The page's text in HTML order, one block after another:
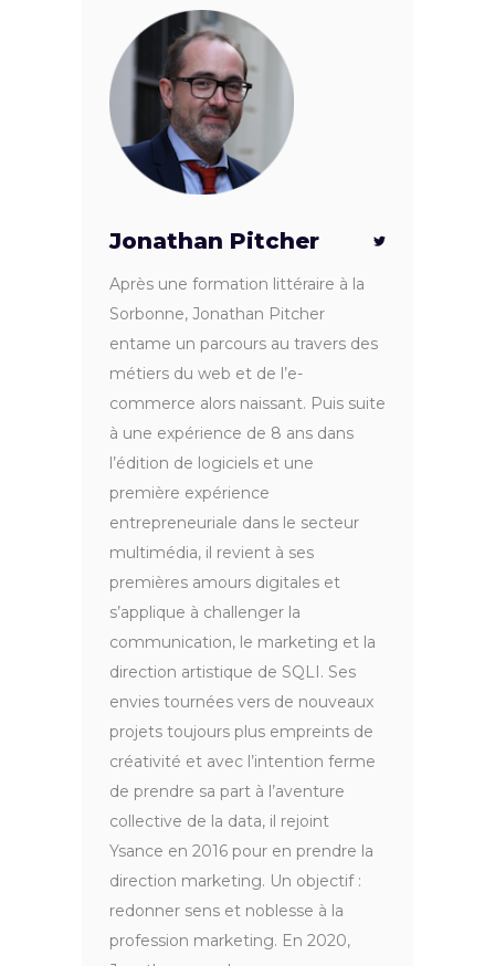
Jonathan Pitcher
Après une formation littéraire à la
Sorbonne, Jonathan Pitcher
entame un parcours au travers des
métiers du web et de l’e-
commerce alors naissant. Puis suite
à une expérience de 8 ans dans
l’édition de logiciels et une
première expérience
entrepreneuriale dans le secteur
multimédia, il revient à ses
premières amours digitales et
s’applique à challenger la
communication, le marketing et la
direction artistique de SQLI. Ses
envies tournées vers de nouveaux
projets toujours plus empreints de
créativité et avec l’intention ferme
de prendre sa part à l’aventure
collective de la data, il rejoint
Ysance en 2016 pour en prendre la
direction marketing. Un objectif :
redonner sens et noblesse à la
profession marketing. En 2020,